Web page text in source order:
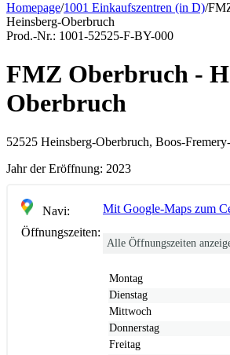
Homepage/1001 Einkaufszentren (in D)/
Heinsberg-Oberbruch
Prod.-Nr.: 1001-52525-F-BY-000
FMZ Oberbruch -
Oberbruch
52525 Heinsberg-Oberbruch, Boos-
Jahr der Eröffnung: 2023
Navi:
Mit Google-Maps zum
Öffnungszeiten:
Alle Öffnungszeiten
Montag
Dienstag
Mittwoch
Donnerstag
Freitag